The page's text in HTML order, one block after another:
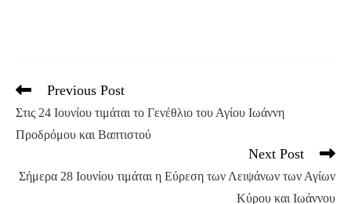
Read
articles
Previous Post
Στις 24 Ιουνίου τιμάται το Γενέθλιο του Αγίου Ιωάννη
Προδρόμου και Βαπτιστού
Next Post
Σήμερα 28 Ιουνίου τιμάται η Εύρεση των Λειψάνων των Αγίων
Κύρου και Ιωάννου